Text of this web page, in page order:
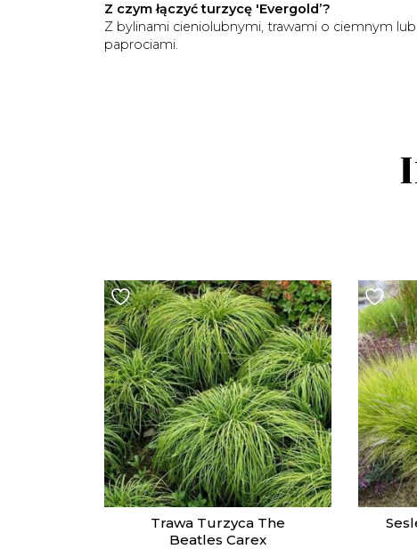
Z czym łączyć turzycę 'Evergold’?
Z bylinami cieniolubnymi, trawami o ciemnym
paprociami.
Trawa Turzyca The
Beatles Carex